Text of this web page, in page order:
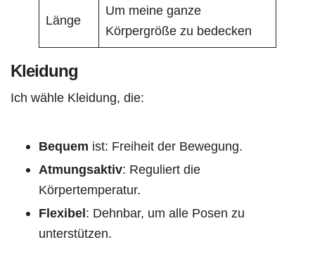
Länge
Um meine ganze
Körpergröße zu bedecken
Kleidung
Ich wähle Kleidung, die:
Bequem ist: Freiheit der Bewegung.
Atmungsaktiv: Reguliert die
Körpertemperatur.
Flexibel: Dehnbar, um alle Posen zu
unterstützen.